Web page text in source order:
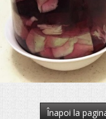
Înapoi la